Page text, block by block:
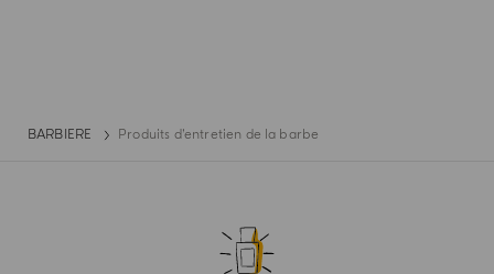
BARBIERE Produits d’entretien de la barbe